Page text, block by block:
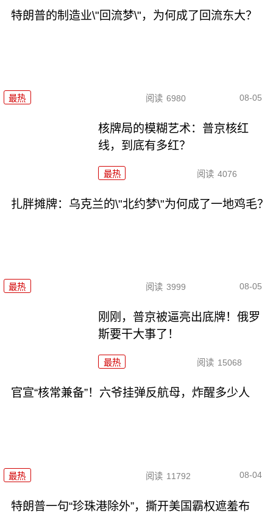
特朗普的制造业\"回流梦\"，为何成了回流东大？
最热 阅读 6980 08-05
核牌局的模糊艺术：普京核红
线，到底有多红？
最热 阅读 4076
扎胖摊牌：乌克兰的\"北约梦\"为何成了一地鸡毛？
最热 阅读 3999 08-05
刚刚，普京被逼亮出底牌！俄罗
斯要干大事了！
最热 阅读 15068
官宣“核常兼备”！六爷挂弹反航母，炸醒多少人
最热 阅读 11792 08-04
特朗普一句“珍珠港除外”，撕开美国霸权遮羞布